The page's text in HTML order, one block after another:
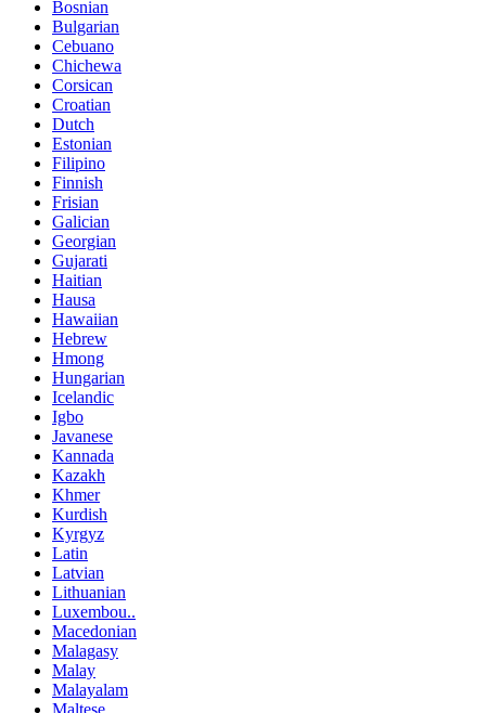
Bosnian
Bulgarian
Cebuano
Chichewa
Corsican
Croatian
Dutch
Estonian
Filipino
Finnish
Frisian
Galician
Georgian
Gujarati
Haitian
Hausa
Hawaiian
Hebrew
Hmong
Hungarian
Icelandic
Igbo
Javanese
Kannada
Kazakh
Khmer
Kurdish
Kyrgyz
Latin
Latvian
Lithuanian
Luxembou..
Macedonian
Malagasy
Malay
Malayalam
Maltese